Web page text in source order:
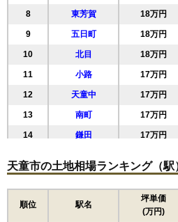
8 東芳賀 18万円
9 五日町 18万円
10 北目 18万円
11 小路 17万円
12 天童中 17万円
13 南町 17万円
14 鎌田 17万円
16 芳賀 17万円
17万円
17万円
天童市の土地相場ランキング（駅
順位 駅名
坪単価
(万円)